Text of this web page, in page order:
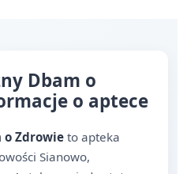
Dbam o
o aptece
o Zdrowie to apteka
Sianowo,